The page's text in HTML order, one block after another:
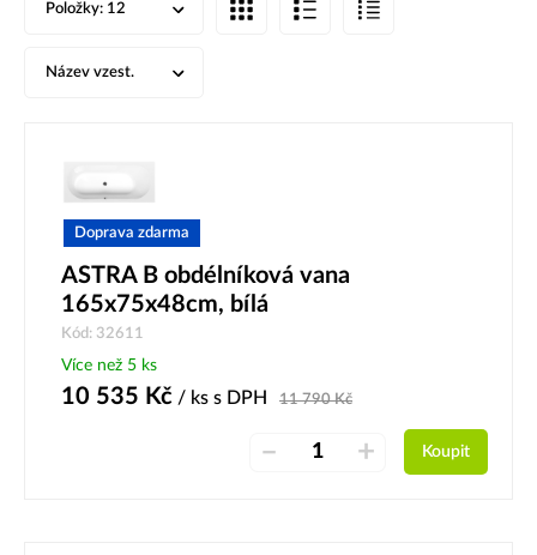
Položky: 12
Název vzest.
Doprava zdarma
ASTRA B obdélníková vana
165x75x48cm, bílá
Kód: 32611
Více než 5 ks
10 535 Kč / ks s DPH 11 790Kč
– + Koupit